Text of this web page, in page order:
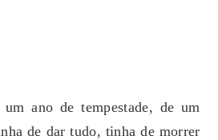
ano de tempestade, de um
de dar tudo, tinha de morrer